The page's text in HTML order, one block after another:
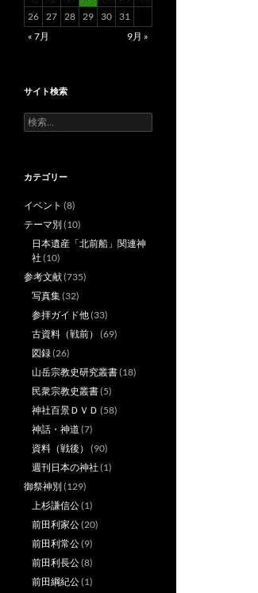
26 27 28 29 30
31
« 7月
9月 »
サイト検索
検
索:
カテゴリー
イベント (8)
テーマ別 (10)
日本遺産「北前船」関連神
社 (10)
参考文献(735)
写真集(32)
参拝ガイド他(33)
古資料（戦前） (69)
図録(26)
山岳宗教史研究叢書(18)
民衆宗教史叢書(5)
神社百景ＤＶＤ (58)
神話・神道 (7)
資料（戦後） (90)
週刊日本の神社 (1)
御祭神別 (129)
上杉謙信公(1)
前田利家公(20)
前田利常公(9)
前田利長公(8)
前田綱紀公(1)